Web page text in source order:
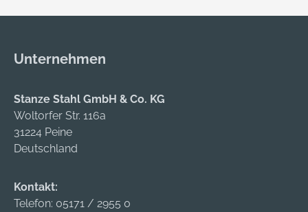
Unternehmen
Stanze Stahl GmbH & Co. KG
Woltorfer Str. 116a
31224 Peine
Deutschland
Kontakt:
Telefon: 05171 / 2955 0